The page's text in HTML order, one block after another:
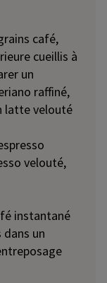
café,
cueillis à
un
raffiné,
latte velouté
velouté,
instantané
dans un